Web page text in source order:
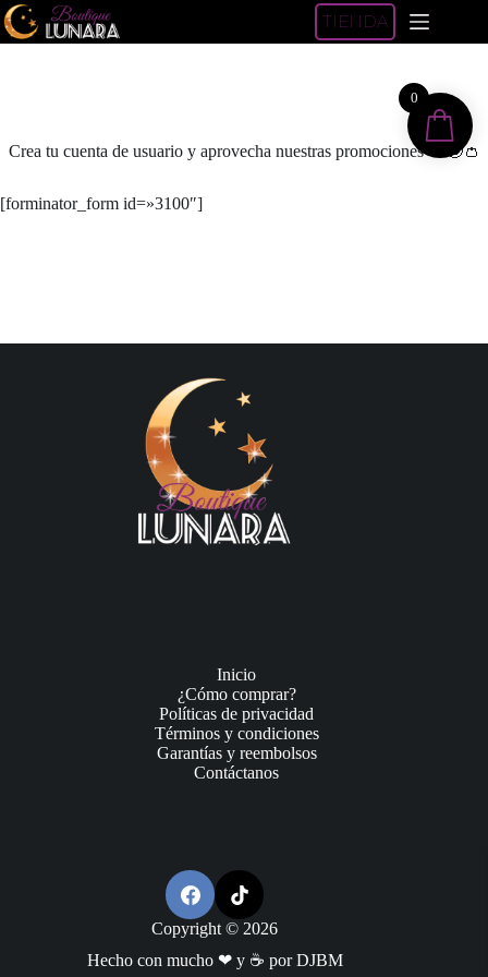
Saltar
al
contenido
TIENDA
Crea tu cuenta de usuario y aprovecha nuestras promociones 🎟️🤩👛
[forminator_form id=»3100″]
Inicio
¿Cómo comprar?
Políticas de privacidad
Términos y condiciones
Garantías y reembolsos
Contáctanos
Copyright © 2026
Hecho con mucho ❤ y ☕ por DJBM
0